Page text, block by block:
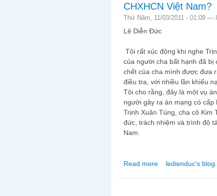
CHXHCN Việt Nam?
Thứ Năm, 11/03/2011 - 01:09 —
Lê Diễn Đức
Tôi rất xúc động khi nghe
của người cha bất hạnh đã bị
chết của cha mình được đưa
điều tra, với nhiều lần khiếu
Tôi cho rằng, đây là một vụ
người gây ra án mạng có
Trịnh Xuân Tùng, cha cô Kim
đức, trách nhiệm và trình độ
Nam.
Read more about Vụ án trung tá
ledienduc's blog